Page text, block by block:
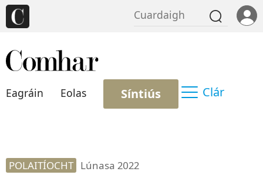
Eagráin Eolas Síntiús Clár
POLAITÍOCHT Lúnasa 2022